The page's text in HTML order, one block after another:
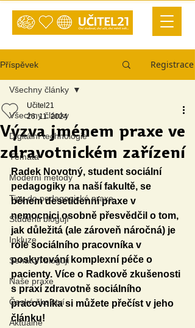
Příspěvek Registrace
Všechny články
Digitální technologie
Témata
Moderní metody
Tipy do pedagogické praxe
Studenti blogují
Inkluze
Senátoři blogují
Naše praxe
České školství
Aktuálně
Všechny články
Výzva jménem praxe ve
zdravotnickém zařízení
Učitel21
26. 11. 2024
Radek Novotný, student sociální
pedagogiky na naší fakultě, se
během desetidenní praxe v
nemocnici osobně přesvědčil o tom,
jak důležitá (ale zároveň náročná) je
role sociálního pracovníka v
poskytování komplexní péče o
pacienty. Více o Radkově zkušenosti
s praxí zdravotně sociálního
pracovníka si můžete přečíst v jeho
článku!